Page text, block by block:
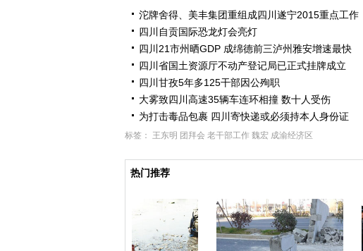
沱牌舍得、美丰集团重组成四川遂宁2015重点工作
四川自贡国际恐龙灯会亮灯
四川21市州晒GDP 成绵德前三泸州雅安增速最快
四川省国土资源厅不动产登记局已正式挂牌成立
四川甘孜5年多125干部因公殉职
大雾致四川高速35辆车连环相撞 数十人受伤
为打击毒品包裹 四川寄快递或必须持本人身份证
标签： 王东明 团拜会 老干部工作 魏宏 成渝经济区
热门推荐